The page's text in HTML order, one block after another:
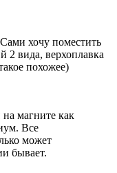
хочу поместить
2 вида, верхоплавка
похожее)
магните как
Все
может
бывает.